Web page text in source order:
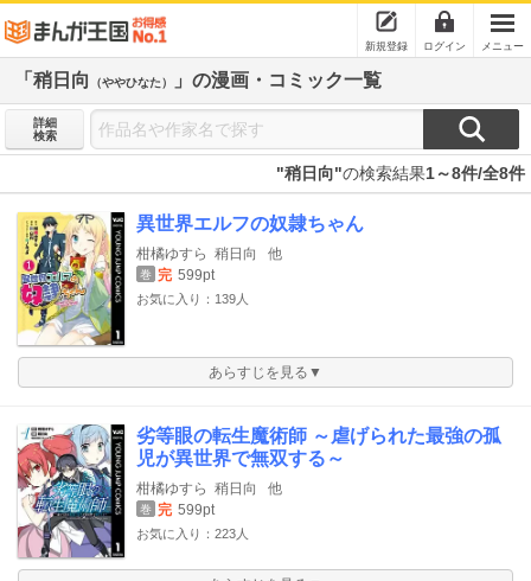
新規登録 ログイン メニュー
「稍日向 （ややひなた） 」の漫画・コミック一覧
詳細
検索
"稍日向"の検索結果1～8件/全8件
異世界エルフの奴隷ちゃん
柑橘ゆすら 稍日向 他
巻 完 599pt
お気に入り：139人
あらすじを見る▼
劣等眼の転生魔術師 ～虐げられた最強の孤
児が異世界で無双する～
柑橘ゆすら 稍日向 他
巻 完 599pt
お気に入り：223人